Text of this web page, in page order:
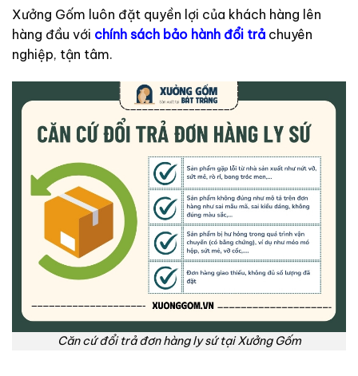
Xưởng Gốm luôn đặt quyền lợi của khách hàng lên
hàng đầu với chính sách bảo hành đổi trả chuyên
nghiệp, tận tâm.
Căn cứ đổi trả đơn hàng ly sứ tại Xưởng Gốm